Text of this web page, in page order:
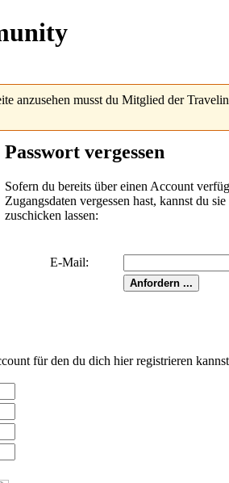
anzusehen musst du Mitglied der
Passwort vergessen
Sofern du bereits über einen Account
Zugangsdaten vergessen hast, kannst du
zuschicken lassen:
E-Mail:
für den du dich hier registrieren